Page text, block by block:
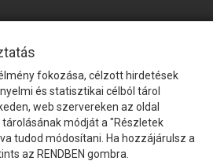
fokozása, célzott hirdetések
és statisztikai célból tárol
web szervereken az oldal
módját a "Részletek
tudod módosítani. Ha hozzájárulsz a
az RENDBEN gombra.